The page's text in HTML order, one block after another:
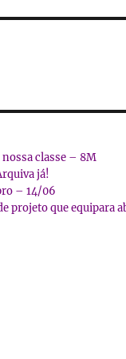
nossa classe – 8M
já!
– 14/06
projeto que equipara